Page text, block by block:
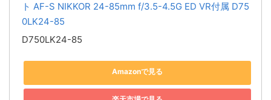
ト AF-S NIKKOR 24-85mm f/3.5-4.5G ED VR付属 D75
0LK24-85
D750LK24-85
Amazonで見る